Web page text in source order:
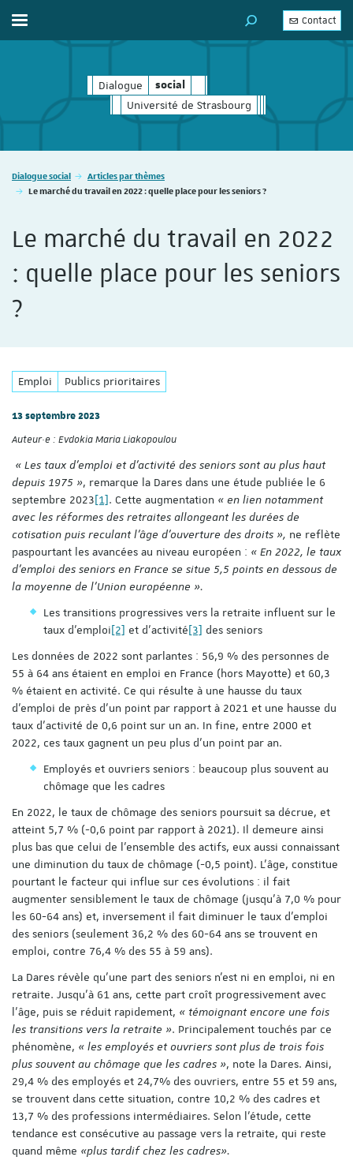
Dialogue social
social
Université de Strasbourg
Afficher / masquer le menu MOTEUR DE
Contact
Vous êtes ici :
Dialogue social
Articles par thèmes
Le marché du travail en 2022 : quelle place pour les seniors ?
Le marché du travail en 2022
: quelle place pour les seniors
?
Emploi Publics prioritaires
13 septembre 2023
Auteur·e : Evdokia Maria Liakopoulou
« Les taux d’emploi et d’activité des seniors sont au plus haut
depuis 1975 », remarque la Dares dans une étude publiée le 6
septembre 2023[1]. Cette augmentation « en lien notamment
avec les réformes des retraites allongeant les durées de
cotisation puis reculant l’âge d’ouverture des droits », ne reflète
paspourtant les avancées au niveau européen : « En 2022, le taux
d’emploi des seniors en France se situe 5,5 points en dessous de
la moyenne de l’Union européenne ».
Les transitions progressives vers la retraite influent sur le
taux d’emploi[2] et d’activité[3] des seniors
Les données de 2022 sont parlantes : 56,9 % des personnes de
55 à 64 ans étaient en emploi en France (hors Mayotte) et 60,3
% étaient en activité. Ce qui résulte à une hausse du taux
d’emploi de près d’un point par rapport à 2021 et une hausse du
taux d’activité de 0,6 point sur un an. In fine, entre 2000 et
2022, ces taux gagnent un peu plus d’un point par an.
Employés et ouvriers seniors : beaucoup plus souvent au
chômage que les cadres
En 2022, le taux de chômage des seniors poursuit sa décrue, et
atteint 5,7 % (-0,6 point par rapport à 2021). Il demeure ainsi
plus bas que celui de l’ensemble des actifs, eux aussi connaissant
une diminution du taux de chômage (-0,5 point). L’âge, constitue
pourtant le facteur qui influe sur ces évolutions : il fait
augmenter sensiblement le taux de chômage (jusqu’à 7,0 % pour
les 60-64 ans) et, inversement il fait diminuer le taux d’emploi
des seniors (seulement 36,2 % des 60-64 ans se trouvent en
emploi, contre 76,4 % des 55 à 59 ans).
La Dares révèle qu’une part des seniors n’est ni en emploi, ni en
retraite. Jusqu’à 61 ans, cette part croît progressivement avec
l’âge, puis se réduit rapidement, « témoignant encore une fois
les transitions vers la retraite ». Principalement touchés par ce
phénomène, « les employés et ouvriers sont plus de trois fois
plus souvent au chômage que les cadres », note la Dares. Ainsi,
29,4 % des employés et 24,7% des ouvriers, entre 55 et 59 ans,
se trouvent dans cette situation, contre 10,2 % des cadres et
13,7 % des professions intermédiaires. Selon l’étude, cette
tendance est consécutive au passage vers la retraite, qui reste
quand même «plus tardif chez les cadres».